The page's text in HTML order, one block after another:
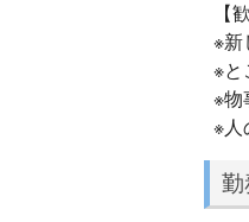
【
※新
※と
※物
※人